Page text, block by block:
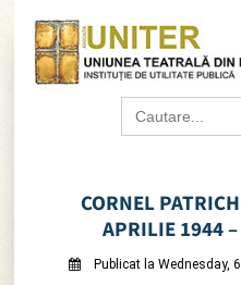
Search
for:
CORNEL
APRILIE 1944
Publicat la Wednesday,